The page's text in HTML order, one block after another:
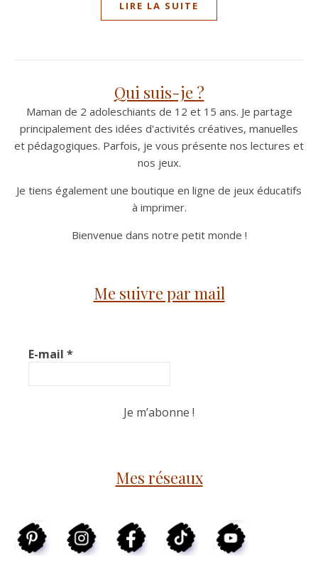
LIRE LA SUITE
Qui suis-je ?
Maman de 2 adoleschiants de 12 et 15 ans. Je partage
principalement des idées d'activités créatives, manuelles
et pédagogiques. Parfois, je vous présente nos lectures et
nos jeux.
Je tiens également une boutique en ligne de jeux éducatifs
à imprimer.
Bienvenue dans notre petit monde !
Me suivre par mail
E-mail *
Mes réseaux